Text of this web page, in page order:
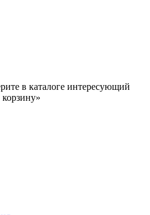
в каталоге интересующий